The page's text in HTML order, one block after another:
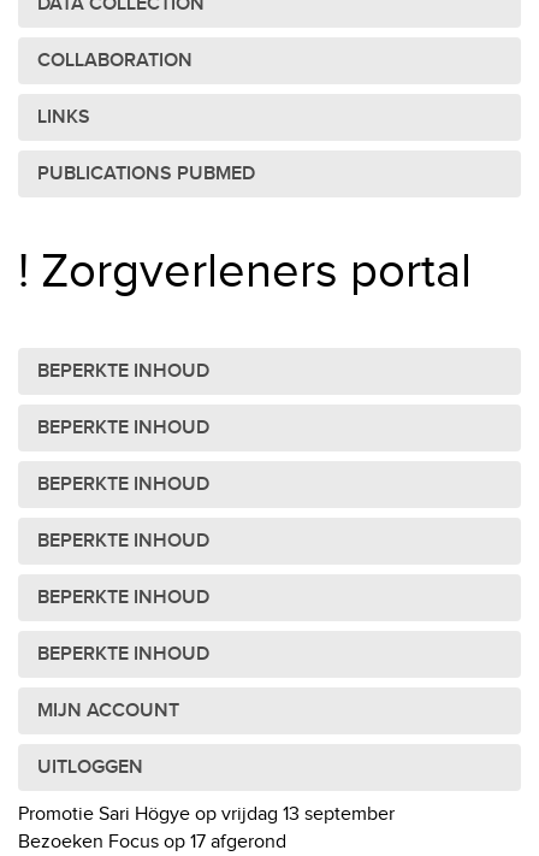
COLLABORATION
LINKS
PUBLICATIONS PUBMED
! Zorgverleners portal
BEPERKTE INHOUD
BEPERKTE INHOUD
BEPERKTE INHOUD
BEPERKTE INHOUD
BEPERKTE INHOUD
BEPERKTE INHOUD
MIJN ACCOUNT
UITLOGGEN
Promotie Sari Högye op vrijdag 13 september
Bezoeken Focus op 17 afgerond